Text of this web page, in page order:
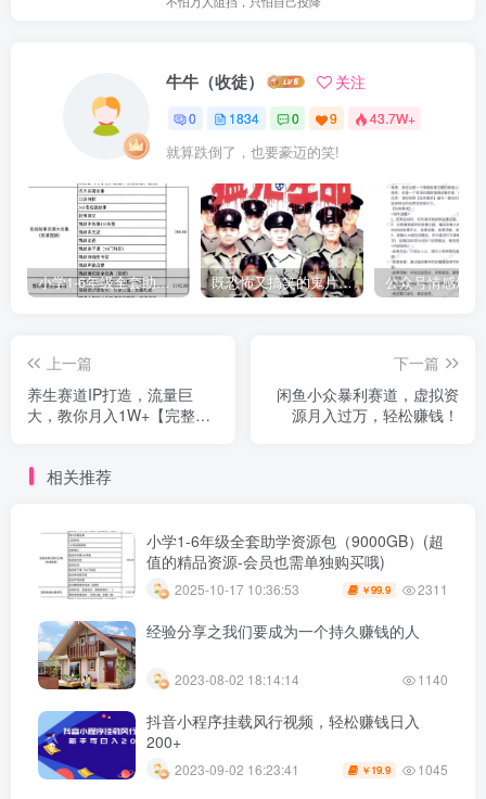
牛牛（收徒） 关注
0 1834 0 9 43.7W+
就算跌倒了，也要豪迈的笑!
小学1-6年级全套助学资源包（9000GB）(超值的精品资源-会员也需单独购买哦) 既恐怖又搞笑的鬼片（10部猛鬼恐怖片都是喜剧片）
上一篇
养生赛道IP打造，流量巨
大，教你月入1W+【完整揭
下一篇
闲鱼小众暴利赛道，虚拟资
源月入过万，轻松赚钱！
相关推荐
小学1-6年级全套助学资源包（9000GB）(超
值的精品资源-会员也需单独购买哦)
2025-10-17 10:36:53 ￥99.9 2311
经验分享之我们要成为一个持久赚钱的人
2023-08-02 18:14:14 1140
抖音小程序挂载风行视频，轻松赚钱日入
200+
2023-09-02 16:23:41 ￥ 19.9 1045